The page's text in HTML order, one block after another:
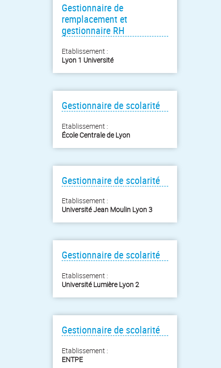
Gestionnaire de
remplacement et
gestionnaire RH
Etablissement :
Lyon 1 Université
Gestionnaire de scolarité
Etablissement :
École Centrale de Lyon
Gestionnaire de scolarité
Etablissement :
Université Jean Moulin Lyon 3
Gestionnaire de scolarité
Etablissement :
Université Lumière Lyon 2
Gestionnaire de scolarité
Etablissement :
ENTPE